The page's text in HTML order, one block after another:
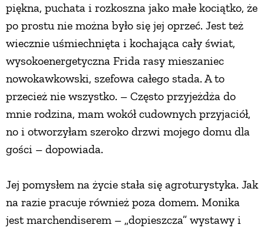
piękna, puchata i rozkoszna jako małe kociątko, że
po prostu nie można było się jej oprzeć. Jest też
wiecznie uśmiechnięta i kochająca cały świat,
wysokoenergetyczna Frida rasy mieszaniec
nowokawkowski, szefowa całego stada. A to
przecież nie wszystko. – Często przyjeżdża do
mnie rodzina, mam wokół cudownych przyjaciół,
no i otworzyłam szeroko drzwi mojego domu dla
gości – dopowiada.
Jej pomysłem na życie stała się agroturystyka. Jak
na razie pracuje również poza domem. Monika
jest marchendiserem – „dopieszcza” wystawy i